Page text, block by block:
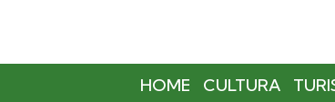
HOME CULTURA